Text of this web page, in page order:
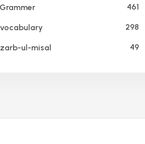
461
298
ul-misal 49